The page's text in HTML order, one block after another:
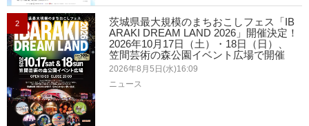
2
茨城県最大規模のまちおこしフェス「IB
ARAKI DREAM LAND 2026」開催決定！
2026年10月17日（土）・18日（日）、
笠間芸術の森公園イベント広場で開催
2026年8月5日(水)16:09
ニュース